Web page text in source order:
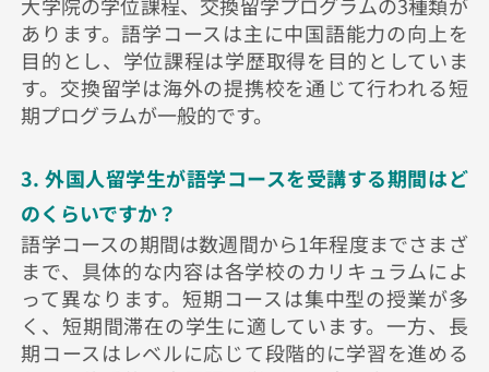
あります。語学コースは主に中国語能力の向上を
目的とし、学位課程は学歴取得を目的としていま
す。交換留学は海外の提携校を通じて行われる短
期プログラムが一般的です。
3. 外国人留学生が語学コースを受講する期間はど
のくらいですか？
語学コースの期間は数週間から1年程度までさまざ
まで、具体的な内容は各学校のカリキュラムによ
って異なります。短期コースは集中型の授業が多
く、短期間滞在の学生に適しています。一方、長
期コースはレベルに応じて段階的に学習を進める